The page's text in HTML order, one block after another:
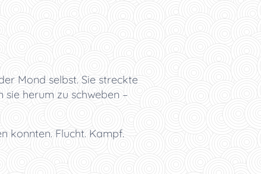
Mond selbst. Sie streckte
herum zu schweben –
konnten. Flucht. Kampf.